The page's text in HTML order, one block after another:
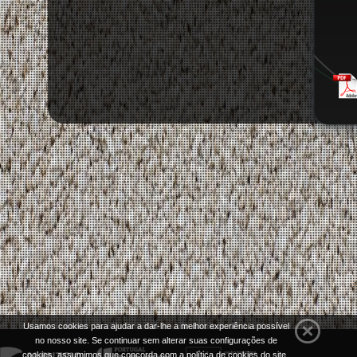
Usamos cookies para ajudar a dar-lhe a melhor experiência possível
no nosso site. Se continuar sem alterar suas configurações de
cookies, assumimos que concorda com a política de cookies do site .